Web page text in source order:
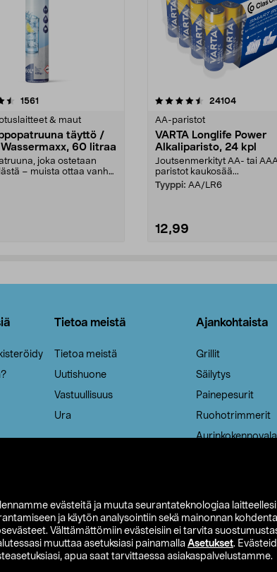
evästeitä ja muuta seurantateknologiaa
ja käytön analysointiin sekä mainonnan
Välttämättömiin evästeisiin ei tarvita
muuttaa asetuksiasi painamalla Asetukset.
apua saat tarvittaessa asiakaspalvelustamme.
1561
& maut
täyttö /
60 litraa
joka ostetaan
– muista ottaa vanha
4.5viidestä
24104arvostelut
AA-paristot
VARTA Longlife Power
Alkaliparisto, 24 kpl
Joutsenmerkityt AA- tai
paristot kaukosää...
Tyyppi: AA/LR6
12,99
4.5viidestä
Tietoa meistä
Tietoa meistä
Uutishuone
Vastuullisuus
Ura
Ajankohtaista
Grillit
Säilytys
Painepesurit
Ruohotrimmerit